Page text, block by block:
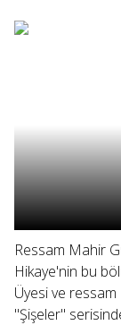
Ressam Mahir
Hikaye'nin bu
Üyesi ve
"Şişeler"